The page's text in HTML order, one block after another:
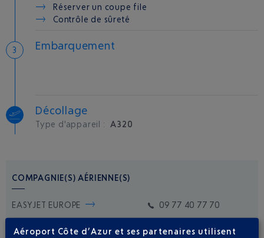
Réserver un coupe file
Contrôle de sûreté
Embarquement
Décollage
Type d'appareil : A320
COMPAGNIE(S) AÉRIENNE(S)
EASYJET EUROPE 09 77 40 77 70
Aéroport Côte d’Azur et ses partenaires utilisent